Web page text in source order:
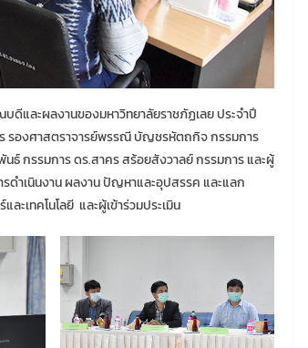
ดีและผลงานของมหาวิทยาลัยราชภัฏเลย ประจำปี
รองศาสตราจารย์พรรณี บัญชรหัตถกิจ กรรมการ
ธ์ กรรมการ ดร.สาคร สร้อยสังวาลย์ กรรมการ และผู้
ดำเนินงาน ผลงาน ปัญหาและอุปสรรค และแลก
เทคโนโลยี และผู้เข้าร่วมประเมิน